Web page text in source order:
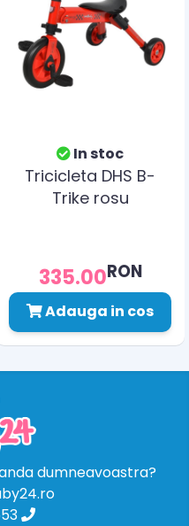
In stoc
Tricicleta DHS B-
Trike rosu
335.00RON
Adauga in cos
dumneavoastra?